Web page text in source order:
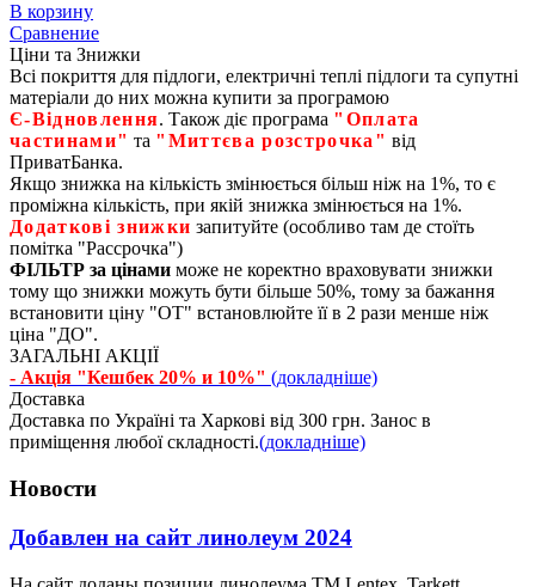
В корзину
Сравнение
Ціни та Знижки
Всі покриття для підлоги, електричні теплі підлоги та супутні
матеріали до них можна купити за програмою
Є‑Відновлення. Також діє програма "Оплата
частинами" та "Миттєва розстрочка" від
ПриватБанка.
Якщо знижка на кількість змінюється більш ніж на 1%, то є
проміжна кількість, при якій знижка змінюється на 1%.
Додаткові знижки запитуйте (особливо там де стоїть
помітка "Рассрочка")
ФІЛЬТР за цінами може не коректно враховувати знижки
тому що знижки можуть бути більше 50%, тому за бажання
встановити ціну "ОТ" встановлюйте її в 2 рази менше ніж
ціна "ДО".
ЗАГАЛЬНІ АКЦІЇ
- Акція "Кешбек 20% и 10%" (докладніше)
Доставка
Доставка по Україні та Харкові від 300 грн. Занос в
приміщення любої складності.(докладніше)
Новости
Добавлен на сайт линолеум 2024